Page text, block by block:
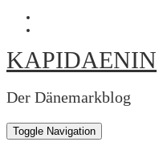
auf
Facebook
kapidaenin
auf
anzeigen
KAPIDAENIN
Der Dänemarkblog
Toggle Navigation